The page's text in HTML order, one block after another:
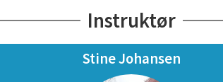
Instruktør
Stine Johansen